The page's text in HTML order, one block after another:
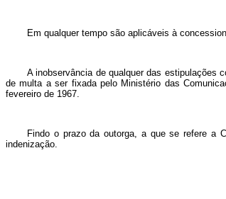
Em qualquer tempo são aplicáveis à
A inobservância de qualquer das estipulações
de multa a ser fixada pelo Ministério das
fevereiro de 1967.
Findo o prazo da outorga, a que se refere a
indenização.